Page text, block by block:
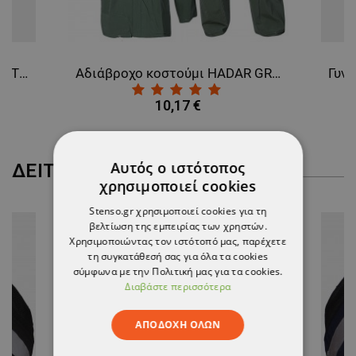
Παπούτσια ασφαλείας ULTIMATE II ANKLE S3 MF Αδιάβροχο κοστούμι HADAR GREEN
10,17 €
ΔΕΊΤΕ ΠΕΡΙΣΣΌΤΕΡΑ
Αυτός ο ιστότοπος
χρησιμοποιεί cookies
Stenso.gr χρησιμοποιεί cookies για τη
βελτίωση της εμπειρίας των χρηστών.
Χρησιμοποιώντας τον ιστότοπό μας, παρέχετε
τη συγκατάθεσή σας για όλα τα cookies
σύμφωνα με την Πολιτική μας για τα cookies.
Διαβάστε περισσότερα
ΑΠΟΔΟΧΉ ΌΛΩΝ